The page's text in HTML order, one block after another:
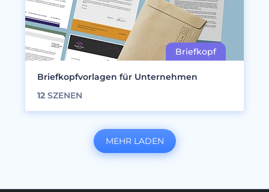
Briefkopfvorlagen für Unternehmen
12 SZENEN
MEHR LADEN